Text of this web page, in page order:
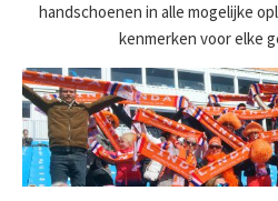
handschoenen in alle mogelijke
kenmerken voor elke